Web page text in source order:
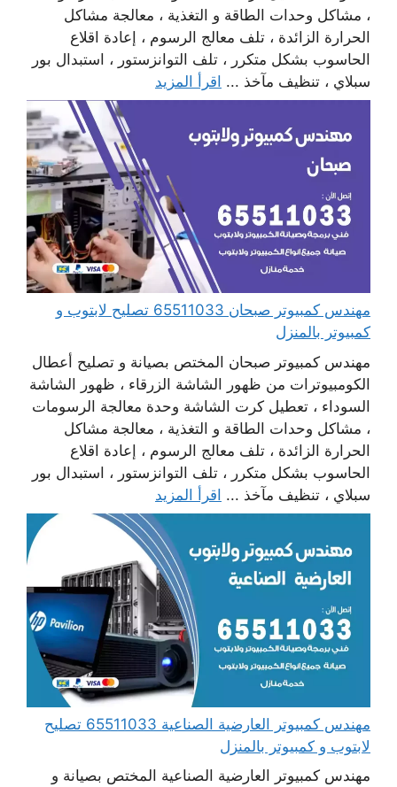
، مشاكل وحدات الطاقة و التغذية ، معالجة مشاكل
الحرارة الزائدة ، تلف معالج الرسوم ، إعادة اقلاع
الحاسوب بشكل متكرر ، تلف التوانزستور ، استبدال بور
سبلاي ، تنظيف مآخذ ... اقرأ المزيد
مهندس كمبيوتر صبحان 65511033 تصليح لابتوب و
كمبيوتر بالمنزل
مهندس كمبيوتر صبحان المختص بصيانة و تصليح أعطال
الكومبيوترات من ظهور الشاشة الزرقاء ، ظهور الشاشة
السوداء ، تعطيل كرت الشاشة وحدة معالجة الرسومات
، مشاكل وحدات الطاقة و التغذية ، معالجة مشاكل
الحرارة الزائدة ، تلف معالج الرسوم ، إعادة اقلاع
الحاسوب بشكل متكرر ، تلف التوانزستور ، استبدال بور
سبلاي ، تنظيف مآخذ ... اقرأ المزيد
مهندس كمبيوتر العارضية الصناعية 65511033 تصليح
لابتوب و كمبيوتر بالمنزل
مهندس كمبيوتر العارضية الصناعية المختص بصيانة و